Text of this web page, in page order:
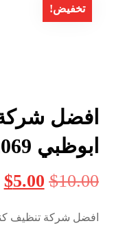
تخفيض!
افضل
ابوظبي 0527282069
$10.00
$5.00
افضل شركة تنظيف